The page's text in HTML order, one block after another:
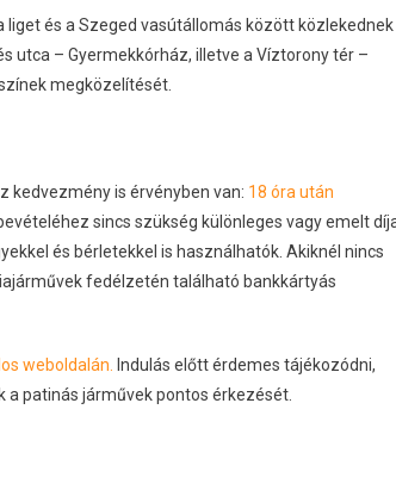
és a Szeged vasútállomás között közlekednek
utca – Gyermekkórház, illetve a Víztorony tér –
megközelítését.
kedvezmény is érvényben van: 18 óra után
sincs szükség különleges vagy emelt
és bérletekkel is használhatók. Akiknél nincs
fedélzetén található bankkártyás
weboldalán. Indulás előtt érdemes tájékozódni,
a patinás járművek pontos érkezését.